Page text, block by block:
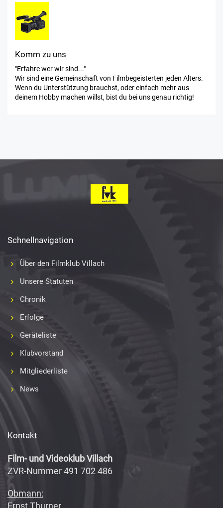
Komm zu uns
"Erfahre wer wir sind..."
Wir sind eine Gemeinschaft von Filmbegeisterten jeden Alters.
Wenn du Unterstützung brauchst, oder einfach mehr aus
deinem Hobby machen willst, bist du bei uns genau richtig!
Schnellnavigation
Über den Filmklub Villach
Unsere Statuten
Chronik
Erfolge
Geräteliste
Klubvorstand
Mitgliederliste
News
Kontakt
Film- und Videoklub Villach
ZVR-Nummer 491 702 486
Obmann:
Ernst Thurner